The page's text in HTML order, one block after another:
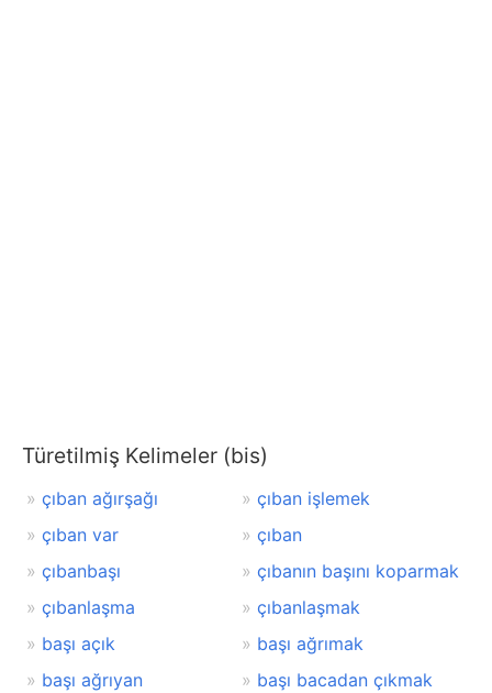
Türetilmiş Kelimeler (bis)
çıban ağırşağı
çıban işlemek
çıban var
çıban
çıbanbaşı
çıbanın başını koparmak
çıbanlaşma
çıbanlaşmak
başı açık
başı ağrımak
başı ağrıyan
başı bacadan çıkmak